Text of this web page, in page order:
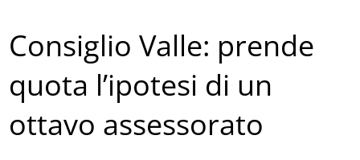
Consiglio Valle: prende
quota l’ipotesi di un
ottavo assessorato